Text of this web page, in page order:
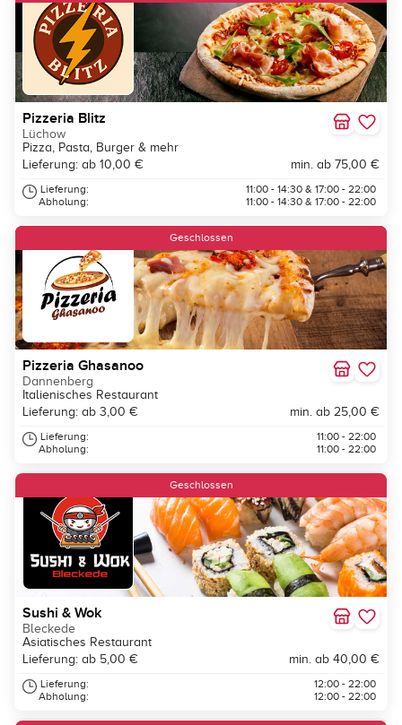
Pizzeria Blitz
Lüchow
Pizza, Pasta, Burger & mehr
Lieferung: ab 10,00 €
min. ab 75,00 €
Lieferung:
Abholung:
11:00 - 14:30 & 17:00 - 22:00
11:00 - 14:30 & 17:00 - 22:00
Geschlossen
Pizzeria Ghasanoo
Dannenberg
Italienisches Restaurant
Lieferung: ab 3,00 €
min. ab 25,00 €
Lieferung:
Abholung:
11:00 - 22:00
11:00 - 22:00
Geschlossen
Sushi & Wok
Bleckede
Asiatisches Restaurant
Lieferung: ab 5,00 €
min. ab 40,00 €
Lieferung:
Abholung:
12:00 - 22:00
12:00 - 22:00